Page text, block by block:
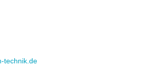
technik.de